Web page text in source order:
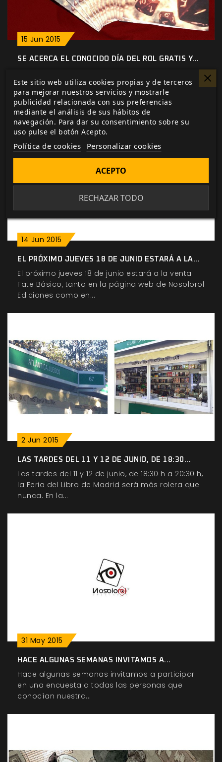
15 Jun 2015
SE ACERCA EL CONOCIDO DÍA DEL ROL GRATIS Y...
año desde Nosolorol Ediciones hemos querido
hacer nuestra aportación....
14 Jun 2015
EL PRÓXIMO JUEVES 18 DE JUNIO ESTARÁ A LA...
El próximo jueves 18 de junio estará a la venta
Fate Básico, tanto en la página web de Nosolorol
Ediciones como en...
2 Jun 2015
LAS TARDES DEL 11 Y 12 DE JUNIO, DE 18:30...
Las tardes del 11 y 12 de junio, de 18:30 h a 20:30 h,
la Feria del Libro de Madrid será más rolera que
nunca. En la...
31 May 2015
HACE ALGUNAS SEMANAS INVITAMOS A...
Hace algunas semanas invitamos a participar
en una encuesta a todas las personas que
conocían nuestra...
Este sitio web utiliza cookies propias y de terceros
para mejorar nuestros servicios y mostrarle
publicidad relacionada con sus preferencias
mediante el análisis de sus hábitos de
navegación. Para dar su consentimiento sobre su
uso pulse el botón Acepto.
Política de cookies Personalizar cookies
RECHAZAR TODO
ACEPTO